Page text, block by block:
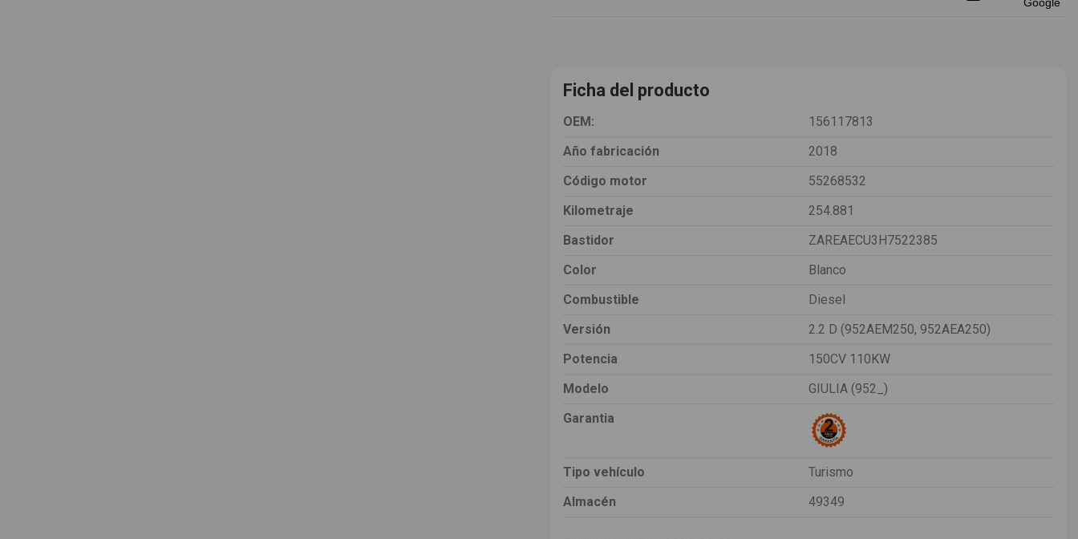
Ficha del producto
OEM:
156117813
Año fabricación
2018
Código motor
55268532
Kilometraje
254.881
Bastidor
ZAREAECU3H7522385
Color
Blanco
Combustible
Diesel
Versión
2.2 D (952AEM250, 952AEA250)
Potencia
150CV 110KW
Modelo
GIULIA (952_)
Garantia
Tipo vehículo
Turismo
Almacén
49349